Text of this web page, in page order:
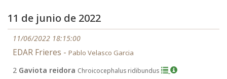
11 de junio de 2022
11/06/2022 18:15:00
EDAR Frieres - Pablo Velasco Garcia
2 Gaviota reidora Chroicocephalus ridibundus